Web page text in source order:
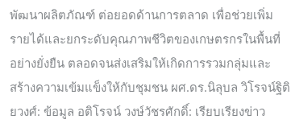
พัฒนาผลิตภัณฑ์ ต่อยอดด้านการตลาด เพื่อช่วยเพิ่ม
รายได้และยกระดับคุณภาพชีวิตของเกษตรกรในพื้นที่
อย่างยั่งยืน ตลอดจนส่งเสริมให้เกิดการรวมกลุ่มและ
สร้างความเข้มแข็งให้กับชุมชน ผศ.ดร.นิลุบล วิโรจน์ฐิติ
ยวงศ์: ข้อมูล อติโรจน์ วงษ์วัชรศักดิ์: เรียบเรียงข่าว